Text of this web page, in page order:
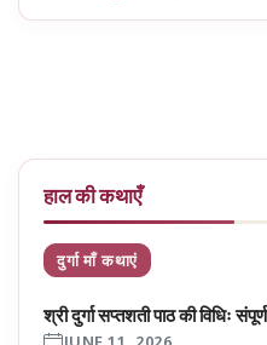
हाल की कथाएँ
दुर्गा माँ कथाएं
श्री दुर्गा सप्तशती पाठ की विधिः